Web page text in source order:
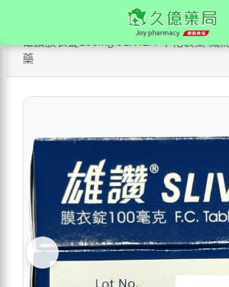
國產壯陽藥
/
雄讚膜衣錠100mg SLIVIEN 中化製藥 威
藥